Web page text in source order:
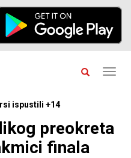
ispustili +14
preokreta
finala